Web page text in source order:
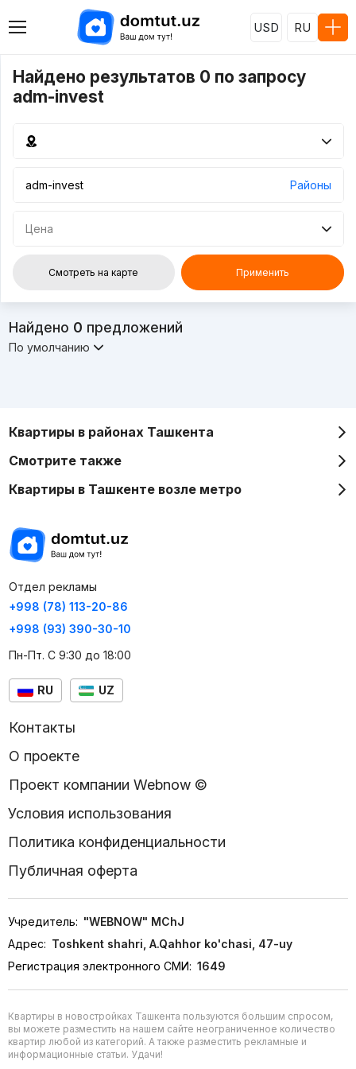
USD RU
Найдено результатов 0 по запросу
adm-invest
Районы
Цена
Смотреть на карте Применить
Найдено 0 предложений
По умолчанию
Квартиры в районах Ташкента
Смотрите также
Квартиры в Ташкенте возле метро
Отдел рекламы
+998 (78) 113-20-86
+998 (93) 390-30-10
Пн-Пт. С 9:30 до 18:00
RU UZ
Контакты
О проекте
Проект компании Webnow ©
Условия использования
Политика конфиденциальности
Публичная оферта
Учредитель: "WEBNOW" MChJ
Адрес: Toshkent shahri, A.Qahhor ko'chasi, 47-uy
Регистрация электронного СМИ: 1649
Квартиры в новостройках Ташкента пользуются большим спросом,
вы можете разместить на нашем сайте неограниченное количество
квартир любой из категорий. А также разместить рекламные и
информационные статьи. Удачи!